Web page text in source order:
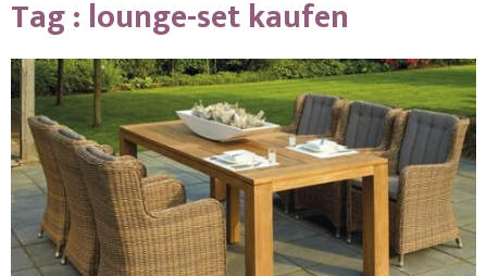
Tag : lounge-set kaufen